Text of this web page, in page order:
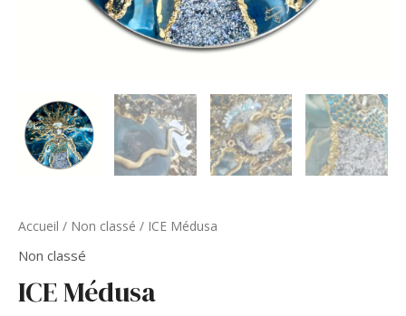
Accueil / Non classé / ICE Médusa
Non classé
ICE Médusa